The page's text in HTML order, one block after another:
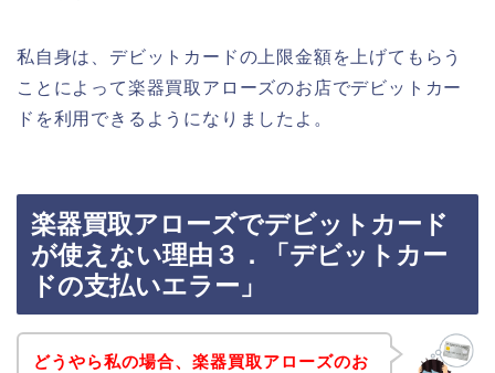
私自身は、デビットカードの上限金額を上げてもらう
ことによって楽器買取アローズのお店でデビットカー
ドを利用できるようになりましたよ。
楽器買取アローズでデビットカード
が使えない理由３．「デビットカー
ドの支払いエラー」
どうやら私の場合、楽器買取アローズのお